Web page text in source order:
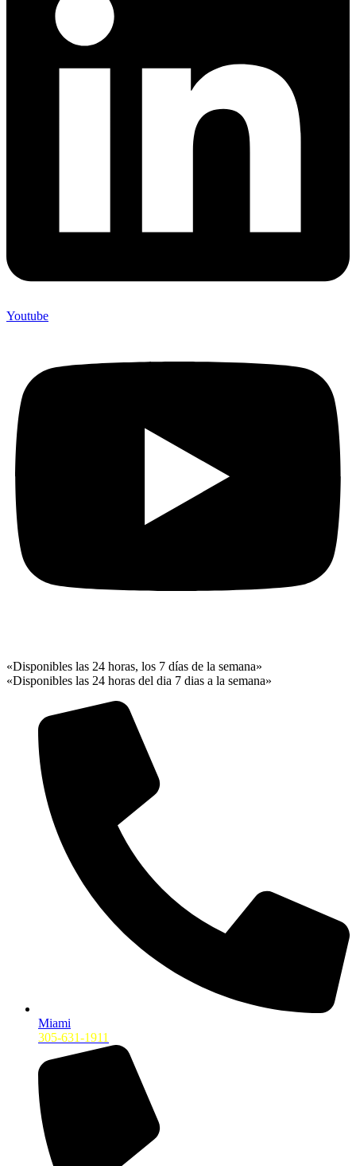
Youtube
«Disponibles las 24 horas, los 7 días de la semana»
«Disponibles las 24 horas del dia 7 dias a la semana»
Miami
305-631-1911